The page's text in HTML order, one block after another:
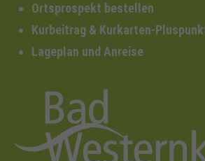
Ortsprospekt bestellen
Kurbeitrag & Kurkarten-
Lageplan und Anreise